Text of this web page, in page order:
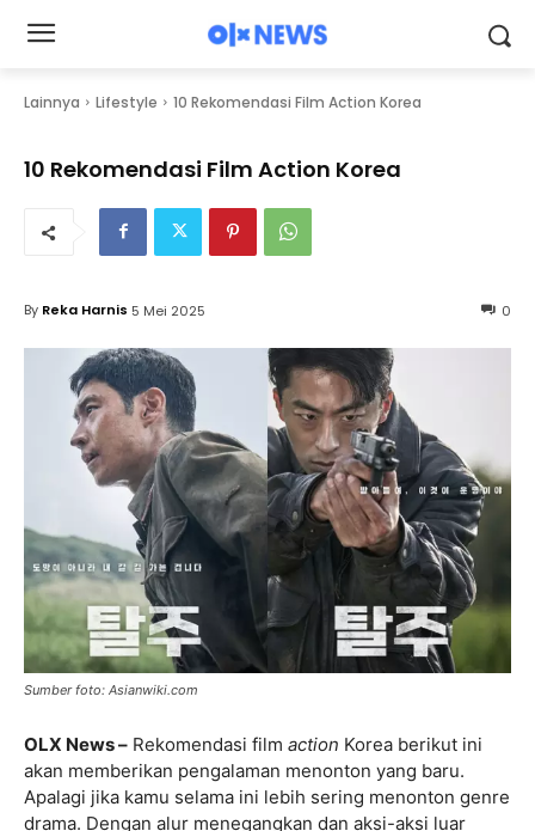
Lainnya Lifestyle 10 Rekomendasi Film Action Korea
10 Rekomendasi Film Action Korea
0
By Reka Harnis 5 Mei 2025
Sumber foto: Asianwiki.com
OLX News – Rekomendasi film action Korea berikut ini
akan memberikan pengalaman menonton yang baru.
Apalagi jika kamu selama ini lebih sering menonton genre
drama. Dengan alur menegangkan dan aksi-aksi luar